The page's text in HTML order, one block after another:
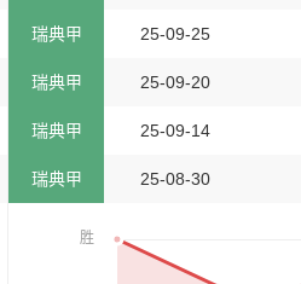
瑞典甲 25-09-25
瑞典甲 25-09-20
瑞典甲 25-09-14
瑞典甲 25-08-30
胜